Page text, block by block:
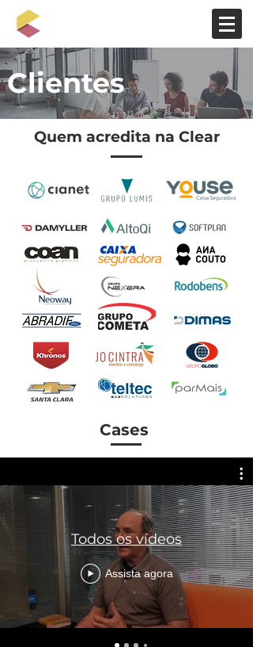
Todos os vídeos
Assista agora
Quem acredita na Clear
Clientes
Cases